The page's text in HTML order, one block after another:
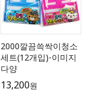
2000깔끔쓱싹이청소
세트(12개입)-이미지
다양
13,200원